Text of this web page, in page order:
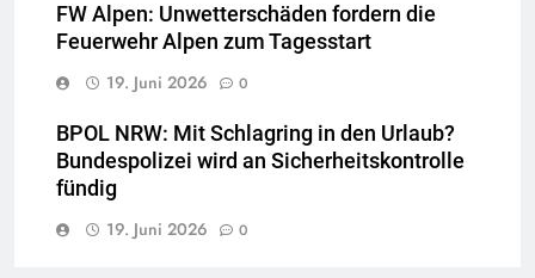
FW Alpen: Unwetterschäden fordern die
Feuerwehr Alpen zum Tagesstart
19. Juni 2026
0
BPOL NRW: Mit Schlagring in den Urlaub?
Bundespolizei wird an Sicherheitskontrolle
fündig
19. Juni 2026
0